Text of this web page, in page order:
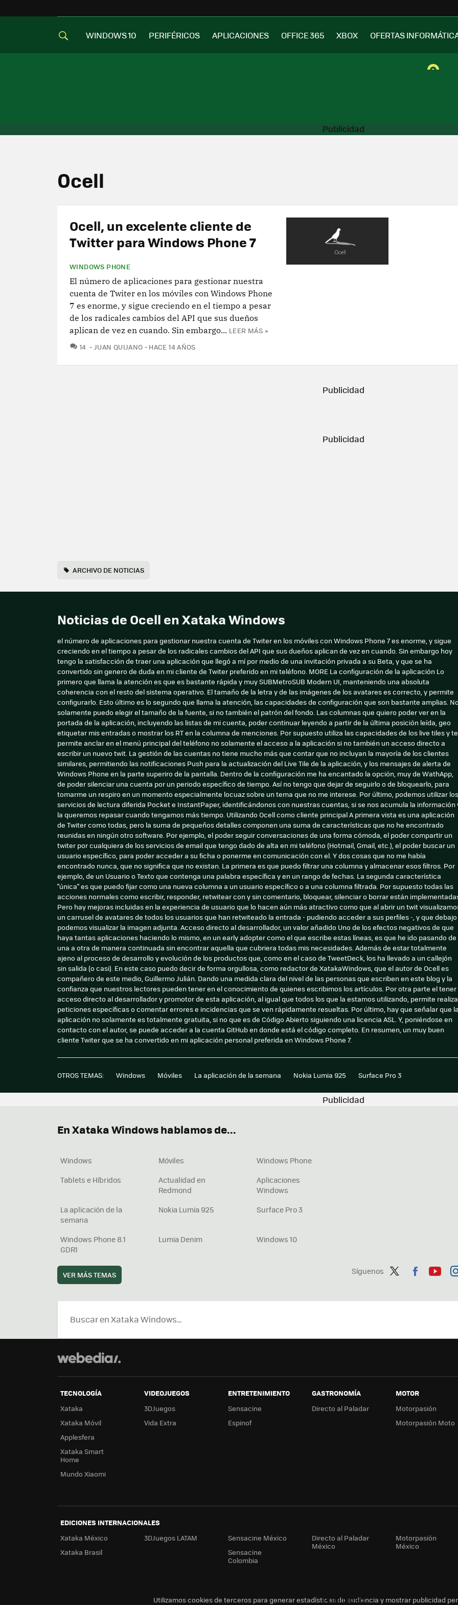
WINDOWS 10 PERIFÉRICOS APLICACIONES OFFICE 365 XBOX OFERTAS
Ocell
Ocell, un excelente cliente de
Twitter para Windows Phone 7
WINDOWS PHONE
El número de aplicaciones para gestionar nuestra
cuenta de Twiter en los móviles con Windows Phone
7 es enorme, y sigue creciendo en el tiempo a pesar
de los radicales cambios del API que sus dueños
aplican de vez en cuando. Sin embargo... LEER MÁS »
14 COMENTARIOS
JUAN QUIJANO HACE 14 AÑOS
ARCHIVO DE NOTICIAS
Noticias de Ocell en Xataka Windows
el número de aplicaciones para gestionar nuestra cuenta de Twiter en los móviles con Windows Phone 7 es enorme, y sigue
creciendo en el tiempo a pesar de los radicales cambios del API que sus dueños aplican de vez en cuando. Sin embargo hoy
tengo la satisfacción de traer una aplicación que llegó a mí por medio de una invitación privada a su Beta, y que se ha
convertido sin genero de duda en mi cliente de Twiter preferido en mi teléfono. MORE La configuración de la aplicación Lo
primero que llama la atención es que es bastante rápida y muy SUBMetroSUB Modern UI, manteniendo una absoluta
coherencia con el resto del sistema operativo. El tamaño de la letra y de las imágenes de los avatares es correcto, y permite
configurarlo. Esto último es lo segundo que llama la atención, las capacidades de configuración que son bastante amplias.
solamente puedo elegir el tamaño de la fuente, si no también el patrón del fondo. Las columnas que quiero poder ver en la
portada de la aplicación, incluyendo las listas de mi cuenta, poder continuar leyendo a partir de la última posición leída, geo
etiquetar mis entradas o mostrar los RT en la columna de menciones. Por supuesto utiliza las capacidades de los live tiles y te
permite anclar en el menú principal del teléfono no solamente el acceso a la aplicación si no también un acceso directo a
escribir un nuevo twit. La gestión de las cuentas no tiene mucho más que contar que no incluyan la mayoría de los clientes
similares, permitiendo las notificaciones Push para la actualización del Live Tile de la aplicación, y los mensajes de alerta de
Windows Phone en la parte superiro de la pantalla. Dentro de la configuración me ha encantado la opción, muy de WathApp,
de poder silenciar una cuenta por un periodo específico de tiempo. Así no tengo que dejar de seguirlo o de bloquearlo, para
tomarme un respiro en un momento especialmente locuaz sobre un tema que no me interese. Por último, podemos utilizar los
servicios de lectura diferida Pocket e InstantPaper, identificándonos con nuestras cuentas, si se nos acumula la información
la queremos repasar cuando tengamos más tiempo. Utilizando Ocell como cliente principal A primera vista es una aplicación
de Twiter como todas, pero la suma de pequeños detalles componen una suma de características que no he encontrado
reunidas en ningún otro software. Por ejemplo, el poder seguir conversaciones de una forma cómoda, el poder compartir un
twiter por cualquiera de los servicios de email que tengo dado de alta en mi teléfono (Hotmail, Gmail, etc.), el poder buscar un
usuario específico, para poder acceder a su ficha o ponerme en comunicación con el. Y dos cosas que no me había
encontrado nunca, que no significa que no existan. La primera es que puedo filtrar una columna y almacenar esos filtros. Por
ejemplo, de un Usuario o Texto que contenga una palabra específica y en un rango de fechas. La segunda característica
"única" es que puedo fijar como una nueva columna a un usuario específico o a una columna filtrada. Por supuesto todas las
acciones normales como escribir, responder, retwitear con y sin comentario, bloquear, silenciar o borrar están
Pero hay mejoras incluidas en la experiencia de usuario que lo hacen aún más atractivo como que al abrir un twit
un carrusel de avatares de todos los usuarios que han retwiteado la entrada - pudiendo acceder a sus perfiles -, y que debajo
podemos visualizar la imagen adjunta. Acceso directo al desarrollador, un valor añadido Uno de los efectos negativos de que
haya tantas aplicaciones haciendo lo mismo, en un early adopter como el que escribe estas líneas, es que he ido pasando de
una a otra de manera continuada sin encontrar aquella que cubriera todas mis necesidades. Además de estar totalmente
ajeno al proceso de desarrollo y evolución de los productos que, como en el caso de TweetDeck, los ha llevado a un callejón
sin salida (o casi). En este caso puedo decir de forma orgullosa, como redactor de XatakaWindows, que el autor de Ocell es
compañero de este medio, Guillermo Julián. Dando una medida clara del nivel de las personas que escriben en este blog y la
confianza que nuestros lectores pueden tener en el conocimiento de quienes escribimos los artículos. Por otra parte el tener
acceso directo al desarrollador y promotor de esta aplicación, al igual que todos los que la estamos utilizando, permite
peticiones específicas o comentar errores e incidencias que se ven rápidamente resueltas. Por último, hay que señalar que
aplicación no solamente es totalmente gratuita, si no que es de Código Abierto siguiendo una licencia ASL. Y, poniéndose en
contacto con el autor, se puede acceder a la cuenta GitHub en donde está el código completo. En resumen, un muy buen
cliente Twiter que se ha convertido en mi aplicación personal preferida en Windows Phone 7.
OTROS TEMAS: Windows Móviles La aplicación de la semana Nokia Lumia 925 Surface Pro 3
Síguenos
ter
ebo tub
En Xataka Windows hablamos de...
Windows Móviles
Windows Phone
Tablets e Híbridos
Actualidad en
Redmond
Aplicaciones
Windows
La aplicación de la
semana
Nokia Lumia 925 Surface Pro 3
Windows Phone 8.1
GDR1
Lumia Denim Windows 10
VER MÁS TEMAS
TECNOLOGÍA
Xataka
Xataka Móvil
Applesfera
Xataka Smart
Home
Mundo Xiaomi
VIDEOJUEGOS
3DJuegos
Vida Extra
ENTRETENIMIENTO
Sensacine
Espinof
GASTRONOMÍA
Directo al Paladar
MOTOR
Motorpasión
Motorpasión Moto
EDICIONES INTERNACIONALES
Xataka México
Xataka Brasil
3DJuegos LATAM
Sensacine México
Sensacine
Colombia
Directo al Paladar
México
Motorpasión
México
Utilizamos cookies de terceros para generar estadísticas de audiencia y mostrar publicidad